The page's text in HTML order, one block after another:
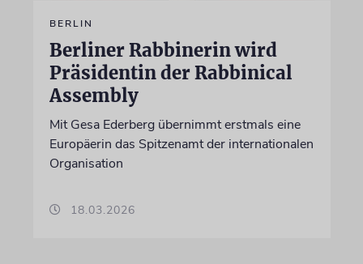
BERLIN
Berliner Rabbinerin wird
Präsidentin der Rabbinical
Assembly
Mit Gesa Ederberg übernimmt erstmals eine
Europäerin das Spitzenamt der internationalen
Organisation
18.03.2026